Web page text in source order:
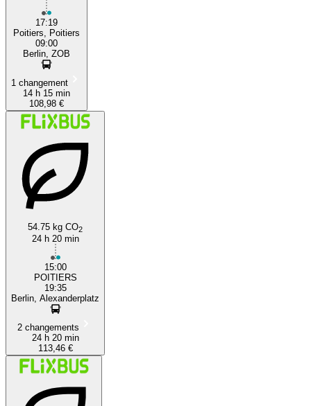
17:19
Poitiers, Poitiers
09:00
Berlin, ZOB
1 changement
14 h 15 min
108,98 €
54.75 kg CO2
24 h 20 min
15:00
POITIERS
19:35
Berlin, Alexanderplatz
2 changements
24 h 20 min
113,46 €